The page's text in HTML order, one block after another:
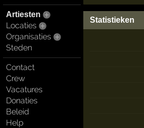
Artiesten
Locaties
Organisaties
Steden
Contact
Crew
Vacatures
Donaties
Beleid
Help
Statistieken